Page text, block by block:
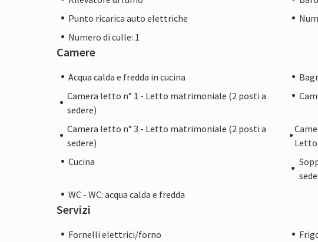
Punto ricarica auto elettriche
Numero di culle: 1
Camere
Acqua calda e fredda in cucina
Camera letto n° 1 - Letto matrimoniale (2 posti a
sedere)
Camera letto n° 3 - Letto matrimoniale (2 posti a
sedere)
Letto
Cucina
WC - WC: acqua calda e fredda
Servizi
Fornelli elettrici/forno